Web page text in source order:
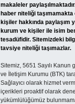
makaleler
haber niteliği
kişiler hakkında paylaşım
kurum ve kişiler ile isim
tesadüfidir. Sitemizdeki
tavsiye niteliği taşımazlar.
Sitemiz, 5651 Sayılı
ve İletişim Kurumu (BTK)
Sağlayıcı olarak hizmet
içerikleri proaktif olarak
yükümlülüğümüz